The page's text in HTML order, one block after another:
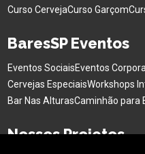
Curso CervejaCurso Garçom
BaresSP Eventos
Eventos SociaisEventos
Cervejas EspeciaisWorkshops
Bar Nas AlturasCaminhão para
Nossos Projetos